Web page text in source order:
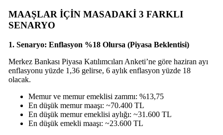
MAAŞLAR İÇİN MASADAKİ 3 FARKLI
SENARYO
1. Senaryo: Enflasyon %18 Olursa (Piyasa Beklentisi)
Merkez Bankası Piyasa Katılımcıları Anketi’ne göre haziran ayı
enflasyonu yüzde 1,36 gelirse, 6 aylık enflasyon yüzde 18
olacak.
Memur ve memur emeklisi zammı: %13,75
En düşük memur maaşı: ~70.400 TL
En düşük memur emeklisi aylığı: ~31.600 TL
En düşük emekli maaşı: ~23.600 TL